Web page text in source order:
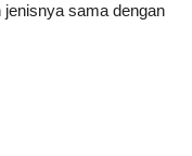
sama dengan